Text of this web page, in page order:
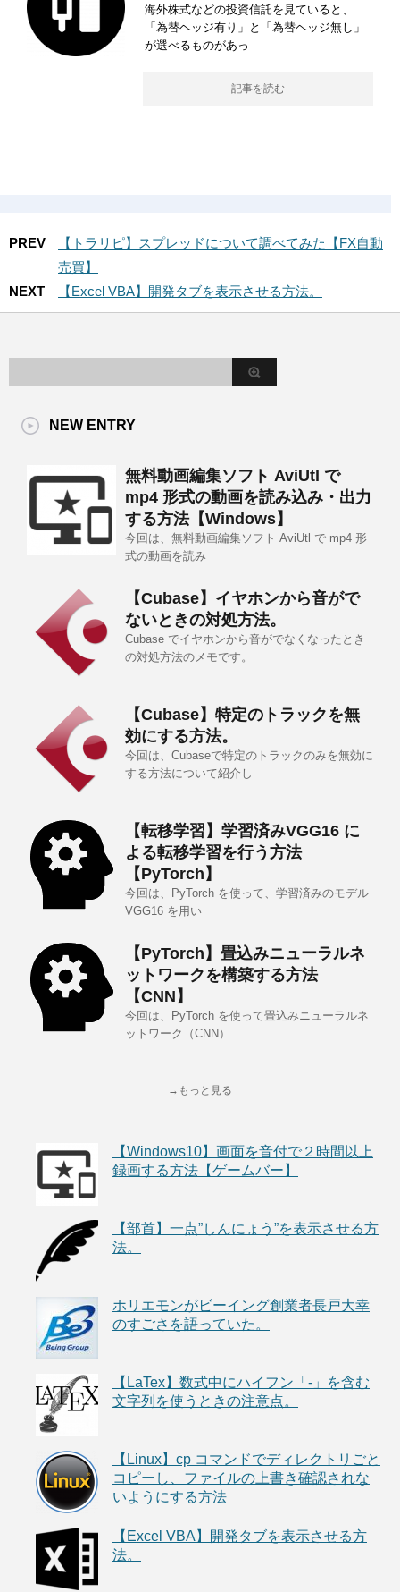
海外株式などの投資信託を見ていると、
「為替ヘッジ有り」と「為替ヘッジ無し」
が選べるものがあっ
記事を読む
PREV
【トラリピ】スプレッドについて調べてみた【FX自動
売買】
NEXT
【Excel VBA】開発タブを表示させる方法。
NEW ENTRY
無料動画編集ソフト AviUtl で
mp4 形式の動画を読み込み・出力
する方法【Windows】
今回は、無料動画編集ソフト AviUtl で mp4 形
式の動画を読み
【Cubase】イヤホンから音がで
ないときの対処方法。
Cubase でイヤホンから音がでなくなったとき
の対処方法のメモです。
【Cubase】特定のトラックを無
効にする方法。
今回は、Cubaseで特定のトラックのみを無効に
する方法について紹介し
【転移学習】学習済みVGG16 に
よる転移学習を行う方法
【PyTorch】
今回は、PyTorch を使って、学習済みのモデル
VGG16 を用い
【PyTorch】畳込みニューラルネ
ットワークを構築する方法
【CNN】
今回は、PyTorch を使って畳込みニューラルネ
ットワーク（CNN）
→もっと見る
【Windows10】画面を音付で２時間以上
録画する方法【ゲームバー】
【部首】一点”しんにょう”を表示させる方
法。
ホリエモンがビーイング創業者長戸大幸
のすごさを語っていた。
【LaTex】数式中にハイフン「-」を含む
文字列を使うときの注意点。
【Linux】cp コマンドでディレクトリごと
コピーし、ファイルの上書き確認されな
いようにする方法
【Excel VBA】開発タブを表示させる方
法。